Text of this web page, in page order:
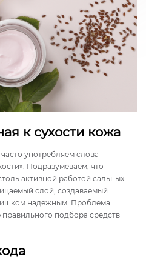
к сухости кожа
употребляем слова
Подразумеваем, что
активной работой сальных
слой, создаваемый
надежным. Проблема
подбора средств